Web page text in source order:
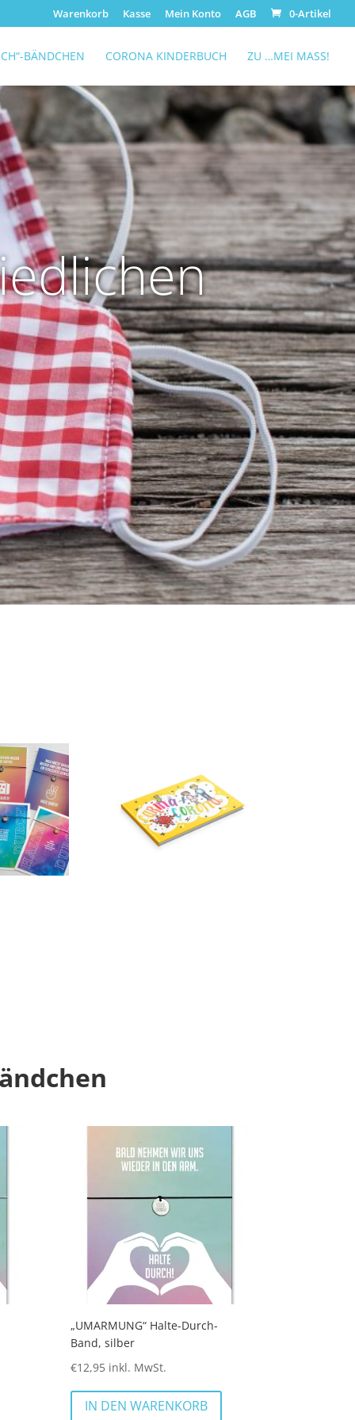
Warenkorb Kasse Mein Konto AGB 0-Artikel
BÄNDCHEN CORONA KINDERBUCH ZU …MEI MASS!
„UMARMUNG“ Halte-Durch-
Band, silber
€12,95 inkl. MwSt.
IN DEN WARENKORB